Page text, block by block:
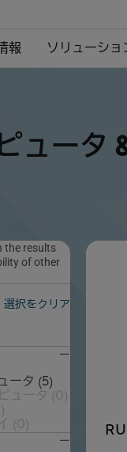
報 ソリューショ
ュータ
the results
of other
選択をクリア
ータ (5)
ュータ (0)
(0)